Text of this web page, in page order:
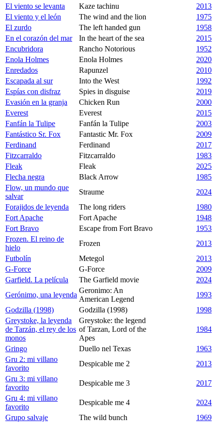
El viento se levanta
Kaze tachinu
2013
El viento y el león
The wind and the lion
1975
El zurdo
The left handed gun
1958
En el corazón del mar
In the heart of the sea
2015
Encubridora
Rancho Notorious
1952
Enola Holmes
Enola Holmes
2020
Enredados
Rapunzel
2010
Escapada al sur
Into the West
1992
Espías con disfraz
Spies in disguise
2019
Evasión en la granja
Chicken Run
2000
Everest
Everest
2015
Fanfán la Tulipe
Fanfán la Tulipe
2003
Fantástico Sr. Fox
Fantastic Mr. Fox
2009
Ferdinand
Ferdinand
2017
Fitzcarraldo
Fitzcarraldo
1983
Fleak
Fleak
2025
Flecha negra
Black Arrow
1985
Flow, un mundo que
salvar
Straume
2024
Forajidos de leyenda
The long riders
1980
Fort Apache
Fort Apache
1948
Fort Bravo
Escape from Fort Bravo
1953
Frozen. El reino de
hielo
Frozen
2013
Futbolín
Metegol
2013
G-Force
G-Force
2009
Garfield. La película
The Garfield movie
2024
Gerónimo, una leyenda
Geronimo: An
American Legend
1993
Godzilla (1998)
Godzilla (1998)
1998
Greystoke, la leyenda
de Tarzán, el rey de los
monos
Greystoke: the legend
of Tarzan, Lord of the
Apes
1984
Gringo Duello nel Texas
1963
Gru 2: mi villano
favorito
Despicable me 2
2013
Gru 3: mi villano
favorito
Despicable me 3
2017
Gru 4: mi villano
favorito
Despicable me 4
2024
Grupo salvaje
The wild bunch
1969